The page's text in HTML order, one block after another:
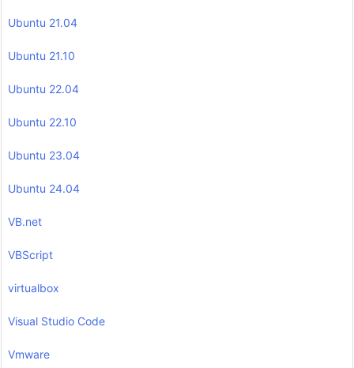
Ubuntu 21.04
Ubuntu 21.10
Ubuntu 22.04
Ubuntu 22.10
Ubuntu 23.04
Ubuntu 24.04
VB.net
VBScript
virtualbox
Visual Studio Code
Vmware